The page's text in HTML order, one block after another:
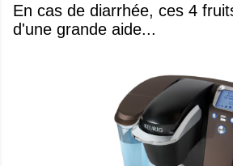
En cas de diarrhée, ces 4
d'une grande aide...